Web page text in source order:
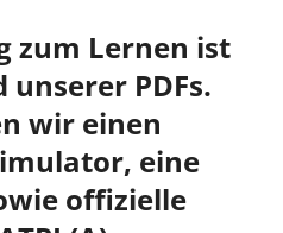
zum Lernen ist
PDFs.
wir einen
eine
offizielle